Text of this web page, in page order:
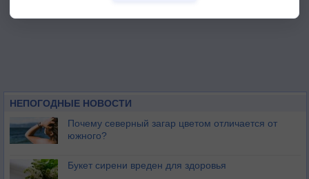
НЕПОГОДНЫЕ НОВОСТИ
Почему северный загар цветом отличается от
южного?
Букет сирени вреден для здоровья